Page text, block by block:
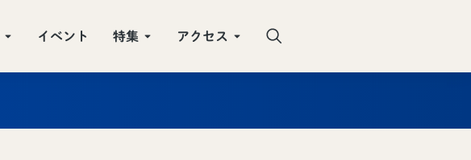
イベント 特集 アクセス